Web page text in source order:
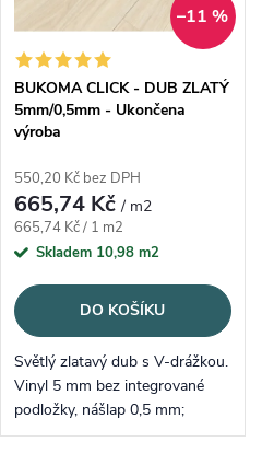
–11 %
BUKOMA CLICK - DUB ZLATÝ
5mm/0,5mm - Ukončena
výroba
550,20 Kč bez DPH
665,74 Kč/ m2
Měrná cena:
665,74 Kč / 1 m2
Skladem 10,98 m2
DO KOŠÍKU
Světlý zlatavý dub s V-drážkou.
Vinyl 5 mm bez integrované
podložky, nášlap 0,5 mm;
odolný SPC click – byt i